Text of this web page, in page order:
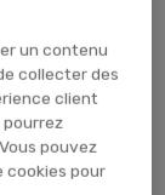
un contenu
collecter des
client
pouvez
cookies pour